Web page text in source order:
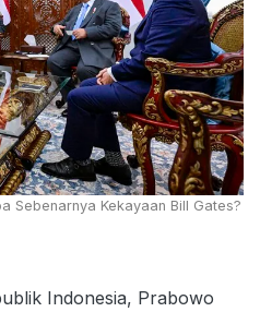
Sebenarnya Kekayaan Bill Gates?
Indonesia, Prabowo